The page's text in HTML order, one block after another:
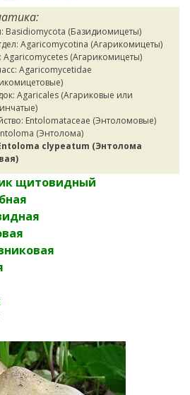
Basidiomycota (Базидиомицеты)
Agaricomycotina (Агарикомицеты)
Agaricomycetes (Агарикомицеты)
Agaricomycetidae
Agaricales (Агариковые или
Entolomataceae (Энтоломовые)
(Энтолома)
clypeatum (Энтолома
щитовидный